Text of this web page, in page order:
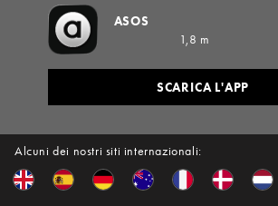
Alcuni dei nostri siti internazionali:
ASOS
1,8 m
SCARICA L'APP